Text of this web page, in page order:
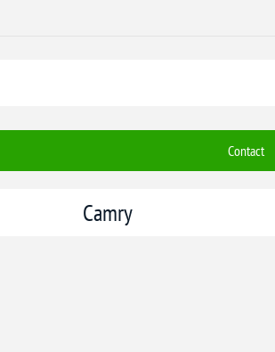
Contact
Camry